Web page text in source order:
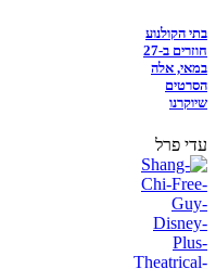
בתי הקולנוע
חוזרים ב-27
במאי, אלה
הסרטים
שיוקרנו
עדי פרל